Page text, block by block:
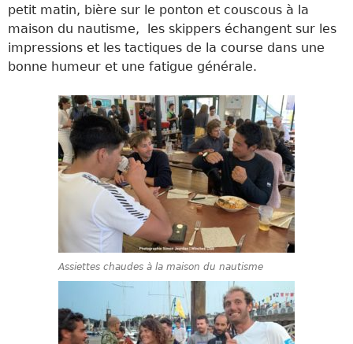
petit matin, bière sur le ponton et couscous à la
maison du nautisme, les skippers échangent sur les
impressions et les tactiques de la course dans une
bonne humeur et une fatigue générale.
Assiettes chaudes à la maison du nautisme